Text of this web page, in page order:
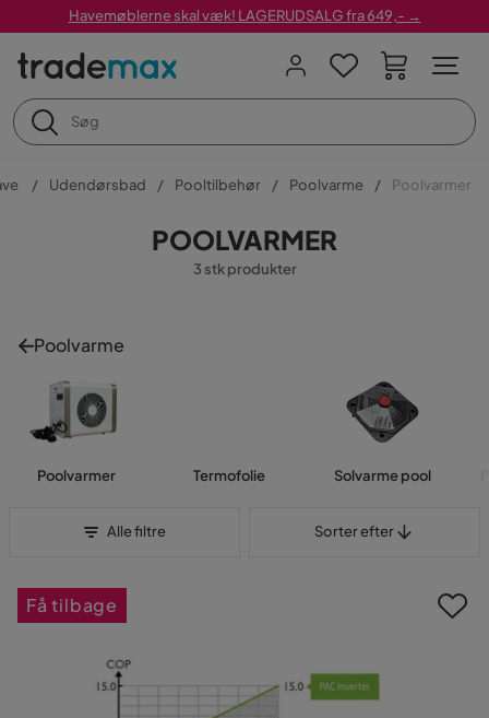
Havemøblerne skal væk! LAGERUDSALG fra 649,- →
Udendørsbad Pooltilbehør Poolvarme Poolvarmer
POOLVARMER
3 stk produkter
Poolvarme
Poolvarmer Termofolie Solvarme pool
Alle filtre Sorter efter
Få tilbage